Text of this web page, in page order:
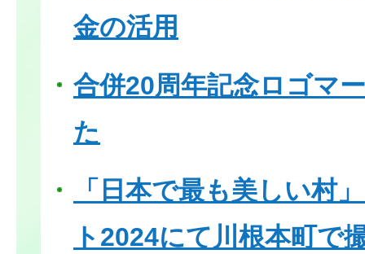
金の活用
合併20周年記念ロゴマ
た
「日本で最も美しい村
ト2024にて川根本町で